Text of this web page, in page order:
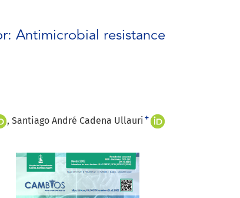
Antimicrobial resistance
Santiago André Cadena Ullauri +